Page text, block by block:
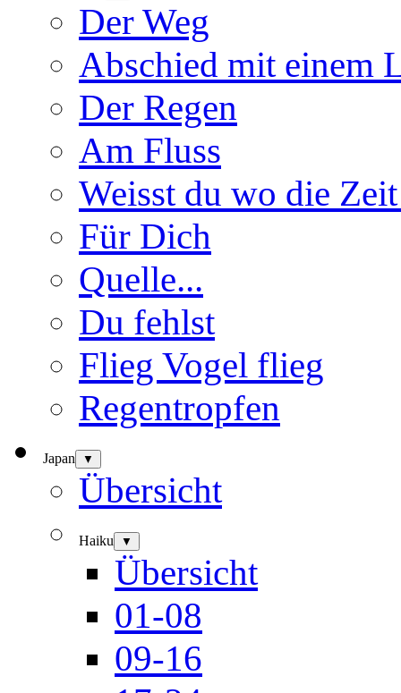
Der Weg
Abschied mit einem
Der Regen
Am Fluss
Weisst du wo die
Für Dich
Quelle...
Du fehlst
Flieg Vogel flieg
Regentropfen
Japan ▼
Übersicht
Haiku ▼
Übersicht
01-08
09-16